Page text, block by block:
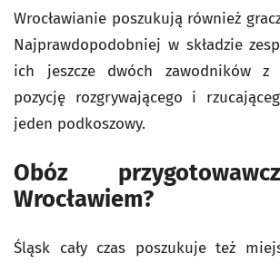
Wrocławianie poszukują również
Najprawdopodobniej w składzie
ich jeszcze dwóch zawodników z
pozycję rozgrywającego i
jeden podkoszowy.
Obóz
Wrocławiem?
Śląsk cały czas poszukuje też